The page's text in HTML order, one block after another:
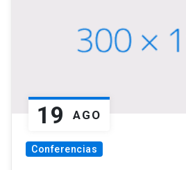
19 AGO
Conferencias